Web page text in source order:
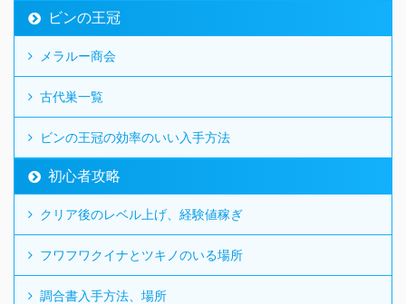
ビンの王冠
メラルー商会
古代巣一覧
ビンの王冠の効率のいい入手方法
初心者攻略
クリア後のレベル上げ、経験値稼ぎ
フワフワクイナとツキノのいる場所
調合書入手方法、場所